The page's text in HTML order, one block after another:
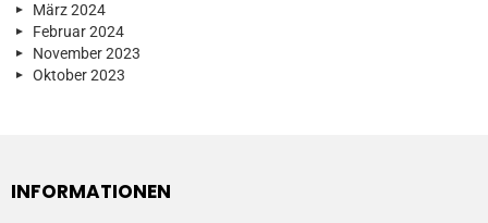
März 2024
Februar 2024
November 2023
Oktober 2023
INFORMATIONEN